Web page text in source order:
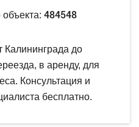
484548
Калининграда до
в аренду, для
Консультация и
бесплатно.